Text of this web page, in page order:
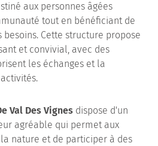
aux personnes âgées
tout en bénéficiant de
Cette structure propose
et convivial, avec des
les échanges et la
Val Des Vignes dispose d'un
agréable qui permet aux
nature et de participer à des